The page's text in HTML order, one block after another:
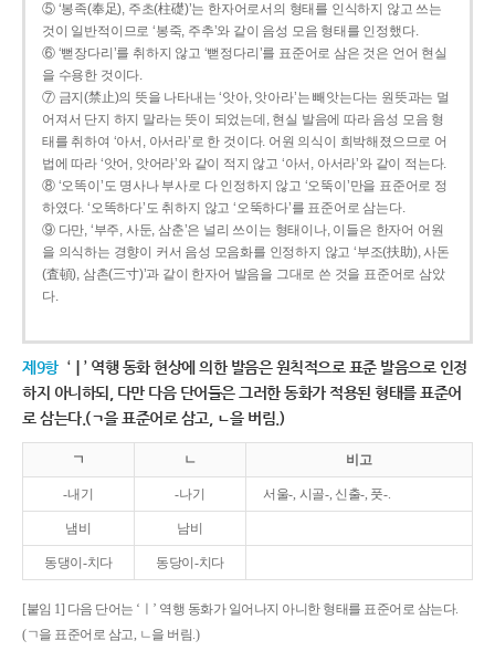
⑤ ‘봉족(奉足), 주초(柱礎)’는 한자어로서의 형태를 인식하지 않고 쓰는
것이 일반적이므로 ‘봉죽, 주추’와 같이 음성 모음 형태를 인정했다.
⑥ ‘뻗장다리’를 취하지 않고 ‘뻗정다리’를 표준어로 삼은 것은 언어 현실
을 수용한 것이다.
⑦ 금지(禁止)의 뜻을 나타내는 ‘앗아, 앗아라’는 빼앗는다는 원뜻과는 멀
어져서 단지 하지 말라는 뜻이 되었는데, 현실 발음에 따라 음성 모음 형
태를 취하여 ‘아서, 아서라’로 한 것이다. 어원 의식이 희박해졌으므로 어
법에 따라 ‘앗어, 앗어라’와 같이 적지 않고 ‘아서, 아서라’와 같이 적는다.
⑧ ‘오똑이’도 명사나 부사로 다 인정하지 않고 ‘오뚝이’만을 표준어로 정
하였다. ‘오똑하다’도 취하지 않고 ‘오뚝하다’를 표준어로 삼는다.
⑨ 다만, ‘부주, 사둔, 삼춘’은 널리 쓰이는 형태이나, 이들은 한자어 어원
을 의식하는 경향이 커서 음성 모음화를 인정하지 않고 ‘부조(扶助), 사돈
(査頓), 삼촌(三寸)’과 같이 한자어 발음을 그대로 쓴 것을 표준어로 삼았
다.
제9항 ‘ㅣ’ 역행 동화 현상에 의한 발음은 원칙적으로 표준 발음으로 인정
하지 아니하되, 다만 다음 단어들은 그러한 동화가 적용된 형태를 표준어
로 삼는다.(ㄱ을 표준어로 삼고, ㄴ을 버림.)
ㄱ ㄴ 비고
-내기 -나기 서울-, 시골-, 신출-, 풋-.
냄비 남비
동댕이-치다 동당이-치다
[붙임 1] 다음 단어는 ‘ㅣ’ 역행 동화가 일어나지 아니한 형태를 표준어로 삼는다.
(ㄱ을 표준어로 삼고, ㄴ을 버림.)